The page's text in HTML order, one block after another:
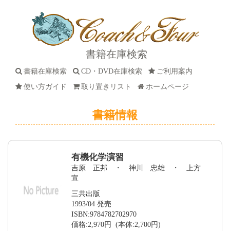
書籍在庫検索
書籍在庫検索 CD・DVD在庫検索
ご利用案内
使い方ガイド
取り置きリスト ホームページ
書籍情報
有機化学演習
吉原 正邦 ・ 神川 忠雄 ・ 上方
宣
三共出版
1993/04 発売
ISBN:9784782702970
価格:2,970円 (本体:2,700円)